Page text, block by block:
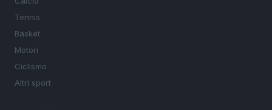
Tennis
Basket
Motori
Ciclismo
Altri sport